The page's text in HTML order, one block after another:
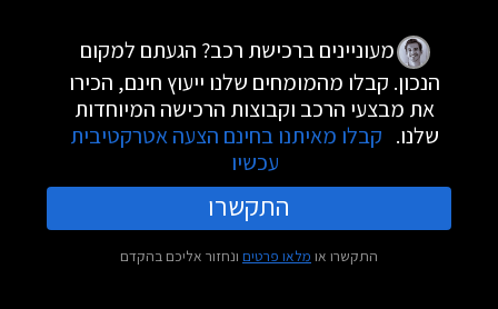
מעוניינים ברכישת רכב? הגעתם למקום
הנכון. קבלו מהמומחים שלנו ייעוץ חינם, הכירו
את מבצעי הרכב וקבוצות הרכישה המיוחדות
שלנו. קבלו מאיתנו בחינם הצעה אטרקטיבית
עכשיו
התקשרו
התקשרו או מלאו פרטים ונחזור אליכם בהקדם